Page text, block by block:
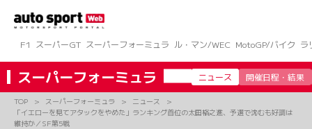
ツ
へ
ス
キ
F1 スーパーGT スーパーフォーミュラ ル・マン/WEC MotoGP/バイク ラ
スーパーフォーミュラ ニュース 開催日程・結果
TOP スーパーフォーミュラ
ニュース
「イエローを見てアタックをやめた」ランキング首位の太田格之進、予選で沈むも好調は
維持か／SF第5戦